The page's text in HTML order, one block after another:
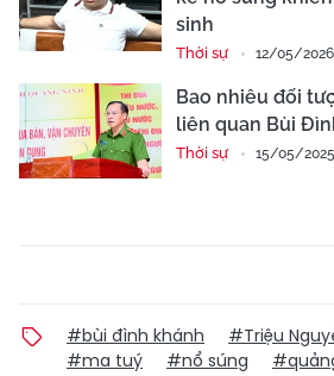
sinh
Thời sự 12/05/2026
Bao nhiêu đối
liên quan Bùi
Thời sự 15/05/2025
#bùi đình khánh
#Triệu
#ma tuý
#nổ súng